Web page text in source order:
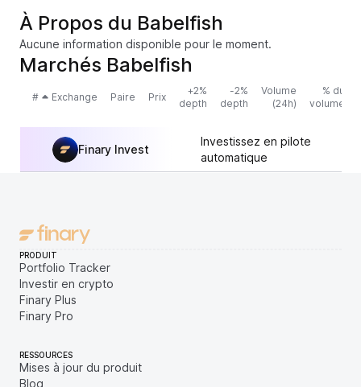
À Propos du Babelfish
Aucune information disponible pour le moment.
Marchés Babelfish
# Exchange Paire Prix
+2%
depth
-2%
depth
Volume
(24h)
% du
volume
Finary Invest
Investissez en pilote
automatique
PRODUIT
Portfolio Tracker
Investir en crypto
Finary Plus
Finary Pro
RESSOURCES
Mises à jour du produit
Blog